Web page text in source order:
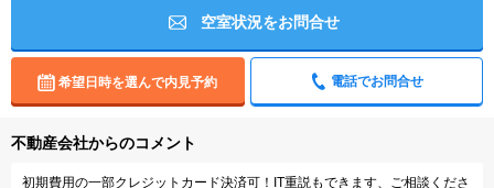
空室状況をお問合せ
希望日時を選んで内見予約 電話でお問合せ
不動産会社からのコメント
初期費用の一部クレジットカード決済可！IT重説もできます、ご相談くださ